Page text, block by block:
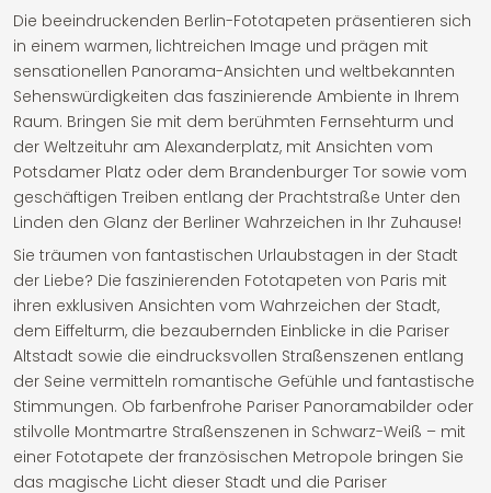
Die beeindruckenden Berlin-Fototapeten präsentieren sich
in einem warmen, lichtreichen Image und prägen mit
sensationellen Panorama-Ansichten und weltbekannten
Sehenswürdigkeiten das faszinierende Ambiente in Ihrem
Raum. Bringen Sie mit dem berühmten Fernsehturm und
der Weltzeituhr am Alexanderplatz, mit Ansichten vom
Potsdamer Platz oder dem Brandenburger Tor sowie vom
geschäftigen Treiben entlang der Prachtstraße Unter den
Linden den Glanz der Berliner Wahrzeichen in Ihr Zuhause!
Sie träumen von fantastischen Urlaubstagen in der Stadt
der Liebe? Die faszinierenden Fototapeten von Paris mit
ihren exklusiven Ansichten vom Wahrzeichen der Stadt,
dem Eiffelturm, die bezaubernden Einblicke in die Pariser
Altstadt sowie die eindrucksvollen Straßenszenen entlang
der Seine vermitteln romantische Gefühle und fantastische
Stimmungen. Ob farbenfrohe Pariser Panoramabilder oder
stilvolle Montmartre Straßenszenen in Schwarz-Weiß – mit
einer Fototapete der französischen Metropole bringen Sie
das magische Licht dieser Stadt und die Pariser